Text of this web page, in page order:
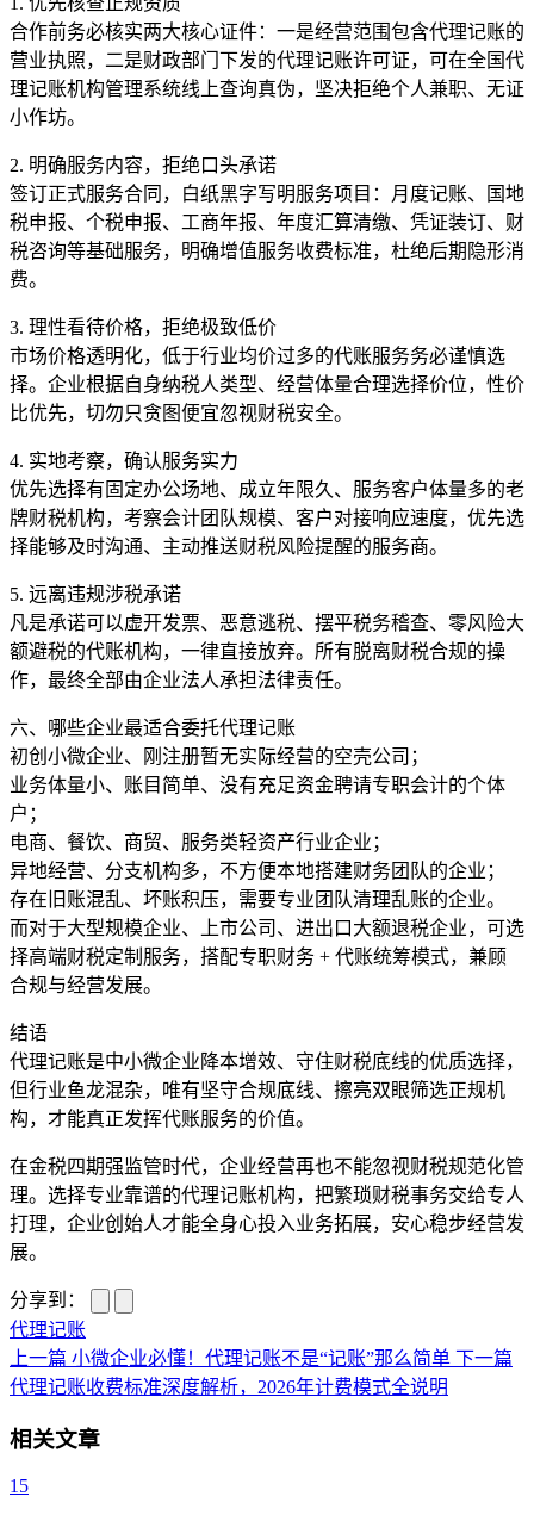
合作前务必核实两大核心证件：一是经营范围包含代理记账的
营业执照，二是财政部门下发的代理记账许可证，可在全国代
理记账机构管理系统线上查询真伪，坚决拒绝个人兼职、无证
小作坊。
2. 明确服务内容，拒绝口头承诺
签订正式服务合同，白纸黑字写明服务项目：月度记账、国地
税申报、个税申报、工商年报、年度汇算清缴、凭证装订、财
税咨询等基础服务，明确增值服务收费标准，杜绝后期隐形消
费。
3. 理性看待价格，拒绝极致低价
市场价格透明化，低于行业均价过多的代账服务务必谨慎选
择。企业根据自身纳税人类型、经营体量合理选择价位，性价
比优先，切勿只贪图便宜忽视财税安全。
4. 实地考察，确认服务实力
优先选择有固定办公场地、成立年限久、服务客户体量多的老
牌财税机构，考察会计团队规模、客户对接响应速度，优先选
择能够及时沟通、主动推送财税风险提醒的服务商。
5. 远离违规涉税承诺
凡是承诺可以虚开发票、恶意逃税、摆平税务稽查、零风险大
额避税的代账机构，一律直接放弃。所有脱离财税合规的操
作，最终全部由企业法人承担法律责任。
六、哪些企业最适合委托代理记账
初创小微企业、刚注册暂无实际经营的空壳公司；
业务体量小、账目简单、没有充足资金聘请专职会计的个体
户；
电商、餐饮、商贸、服务类轻资产行业企业；
异地经营、分支机构多，不方便本地搭建财务团队的企业；
存在旧账混乱、坏账积压，需要专业团队清理乱账的企业。
而对于大型规模企业、上市公司、进出口大额退税企业，可选
择高端财税定制服务，搭配专职财务 + 代账统筹模式，兼顾
合规与经营发展。
结语
代理记账是中小微企业降本增效、守住财税底线的优质选择，
但行业鱼龙混杂，唯有坚守合规底线、擦亮双眼筛选正规机
构，才能真正发挥代账服务的价值。
在金税四期强监管时代，企业经营再也不能忽视财税规范化管
理。选择专业靠谱的代理记账机构，把繁琐财税事务交给专人
打理，企业创始人才能全身心投入业务拓展，安心稳步经营发
展。
分享到：
代理记账
上一篇 小微企业必懂！代理记账不是“记账”那么简单 下一篇
代理记账收费标准深度解析，2026年计费模式全说明
相关文章
15